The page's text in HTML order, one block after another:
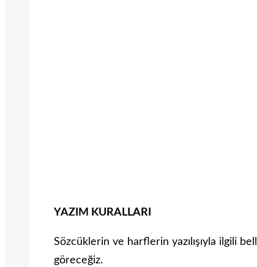
YAZIM KURALLARI
Sözcüklerin ve harflerin yazılışıyla ilgili
göreceğiz.